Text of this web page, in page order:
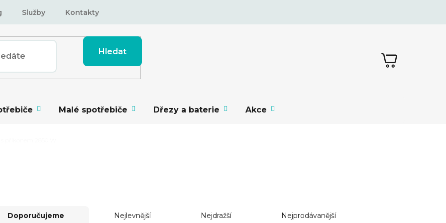
Služby Kontakty
Hledat
NÁKUPNÍ
KOŠÍK
Malé spotřebiče Dřezy a baterie Akce
Doporučujeme Nejlevnější Nejdražší Nejprodávanější